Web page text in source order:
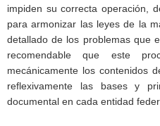
impiden su correcta operación,
para armonizar las leyes de la
detallado de los problemas que
recomendable que este
mecánicamente los contenidos
reflexivamente las bases y
documental en cada entidad